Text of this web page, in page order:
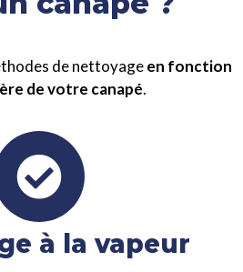
de nettoyageen fonction
de votre canapé.
à la vapeur